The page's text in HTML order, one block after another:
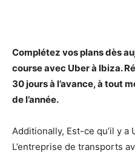
Complétez vos plans dès
course avec Uberà Ibiza.
30 jours à l’avance, à tout
de l’année.
Additionally, Est-ce qu’il y a
L’entreprise de transports